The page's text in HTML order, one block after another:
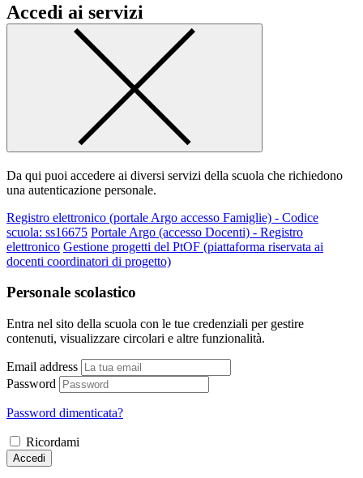
Accedi ai servizi
Da qui puoi accedere ai diversi servizi della scuola che richiedono
una autenticazione personale.
Registro elettronico (portale Argo accesso Famiglie) - Codice
scuola: ss16675 Portale Argo (accesso Docenti) - Registro
elettronico Gestione progetti del PtOF (piattaforma riservata ai
docenti coordinatori di progetto)
Personale scolastico
Entra nel sito della scuola con le tue credenziali per gestire
contenuti, visualizzare circolari e altre funzionalità.
Email address
Password
Password dimenticata?
Ricordami
Accedi